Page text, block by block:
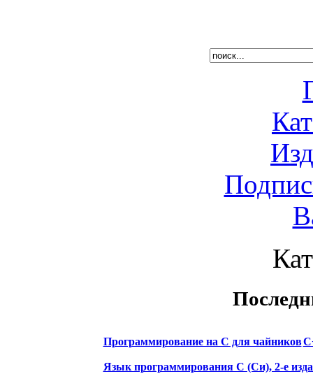
Программирование на C для чайников
Язык программирования C (Си), 2-е